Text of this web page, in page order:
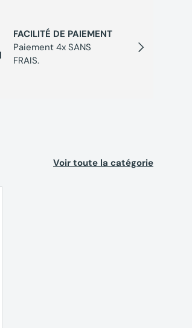
Suivant
FACILITÉ DE PAIEMENT
Paiement 4x SANS
FRAIS.
Voir toute la catégorie